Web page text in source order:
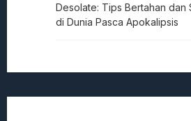
Desolate: Tips Bertahan dan
di Dunia Pasca Apokalipsis